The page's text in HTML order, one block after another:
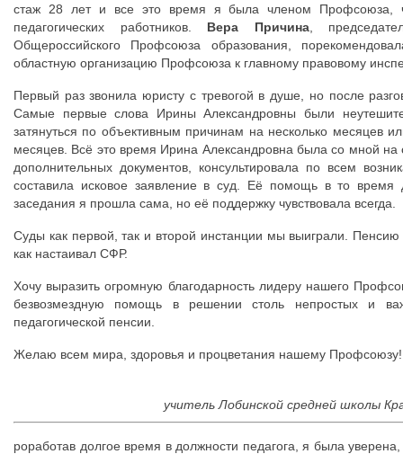
стаж 28 лет и все это время я была членом Профсоюза,
педагогических работников. Вера Причина,
Общероссийского Профсоюза образования,
областную организацию Профсоюза к главному правовому
Первый раз звонила юристу с тревогой в душе, но после
Самые первые слова Ирины Александровны были
затянуться по объективным причинам на несколько месяцев
месяцев. Всё это время Ирина Александровна была со мной на
дополнительных документов, консультировала по всем
составила исковое заявление в суд. Её помощь в то
заседания я прошла сама, но её поддержку чувствовала всегда.
Суды как первой, так и второй инстанции мы выиграли.
как настаивал СФР.
Хочу выразить огромную благодарность лидеру нашего
безвозмездную помощь в решении столь непростых и
педагогической пенсии.
Желаю всем мира, здоровья и процветания нашему Профсоюзу!
учитель Лобинской средней школы
роработав долгое время в должности педагога, я была